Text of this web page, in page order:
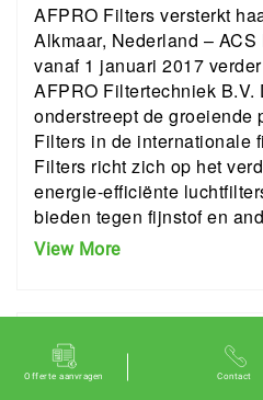
AFPRO Filters versterkt
Alkmaar, Nederland –
vanaf 1 januari 2017
AFPRO Filtertechniek
onderstreept de groeiende
Filters in de internationale
Filters richt zich op het
energie-efficiënte
bieden tegen fijnstof en
View More
Offerte aanvragen
Contact